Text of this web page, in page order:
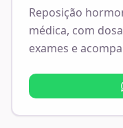
Reposição
médica, com
exames e